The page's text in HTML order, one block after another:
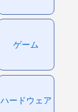
ゲーム
ハードウェア